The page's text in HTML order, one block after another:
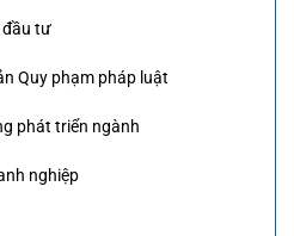
đầu tư
Quy phạm pháp luật
phát triển ngành
nghiệp